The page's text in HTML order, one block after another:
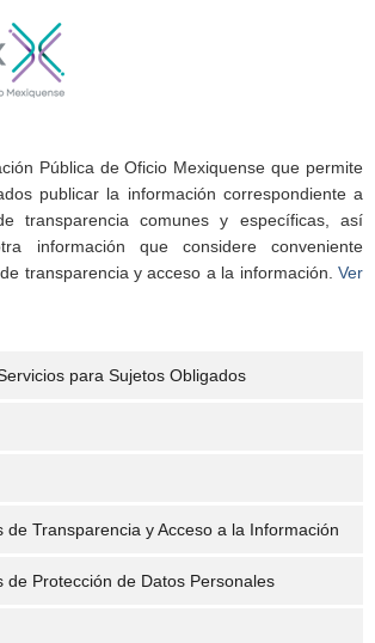
Pública de Oficio Mexiquense que permite
publicar la información correspondiente a
transparencia comunes y específicas, así
información que considere conveniente
transparencia y acceso a la información. Ver
para Sujetos Obligados
de Transparencia y Acceso a la Información
de Protección de Datos Personales